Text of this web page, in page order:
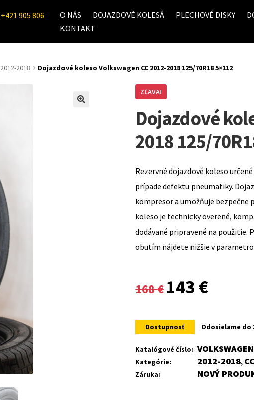
+421 905 806
O NÁS DOJAZDOVÉ KOLESÁ PLECHOVÉ DISKY
KONTAKT
2012-2018 Dojazdové koleso Volkswagen CC 2012-2018 125/70R18 5×112
ZĽAVA!
Dojazdové
2018 125/
Rezervné dojazdové koleso
prípade defektu pneumatiky.
kompresor a umožňuje bezpečne
koleso je technicky overené,
dodávané pripravené na
obutím nájdete nižšie v
168€
Original
was:
168 €.
143 €
is:
143 €.
Dostupnosť Odosielame do
Katalógové číslo:
Kategórie: 2012-2018,
Záruka: NOVÝ